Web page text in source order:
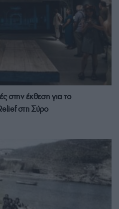
στην έκθεση για το
στη Σύρο